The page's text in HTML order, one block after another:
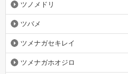
ツノメドリ
ツバメ
ツメナガセキレイ
ツメナガホオジロ